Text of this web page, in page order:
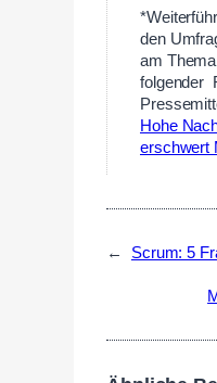
den
am
folgender
Hohe
erschwert
←
Scrum: 5